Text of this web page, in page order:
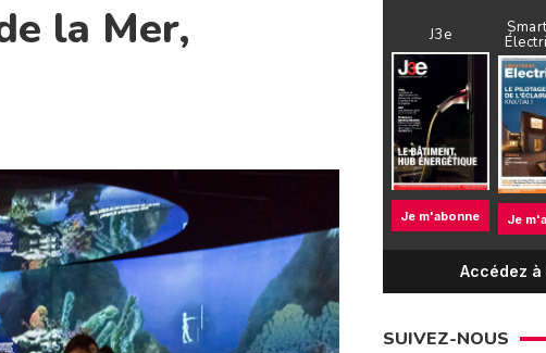
la Mer,
J3e
Je m'abonne Je
Accédez
SUIVEZ-NOUS